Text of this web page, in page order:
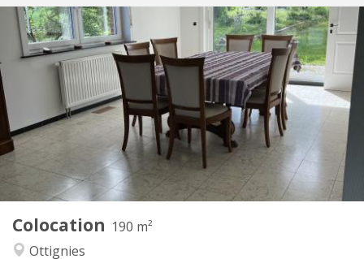
Colocation 190 m²
Ottignies
Infos Pratiques
Loyer:
435 €
Charges:
160 €
Durée:
12 mois, 11 mois
Domiciliation:
Acceptée
Aménagement
Salle de bain:
Commune
Cuisine:
Commune
Superficie:
190 m
Pièces privées:
1